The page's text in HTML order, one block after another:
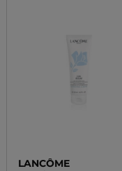
LANCÔME